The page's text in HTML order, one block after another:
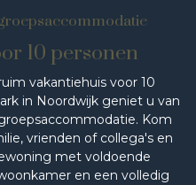
10 personen
vakantiehuis voor 10
in Noordwijk geniet u van
Kom
vrienden of collega's en
met voldoende
en een volledig